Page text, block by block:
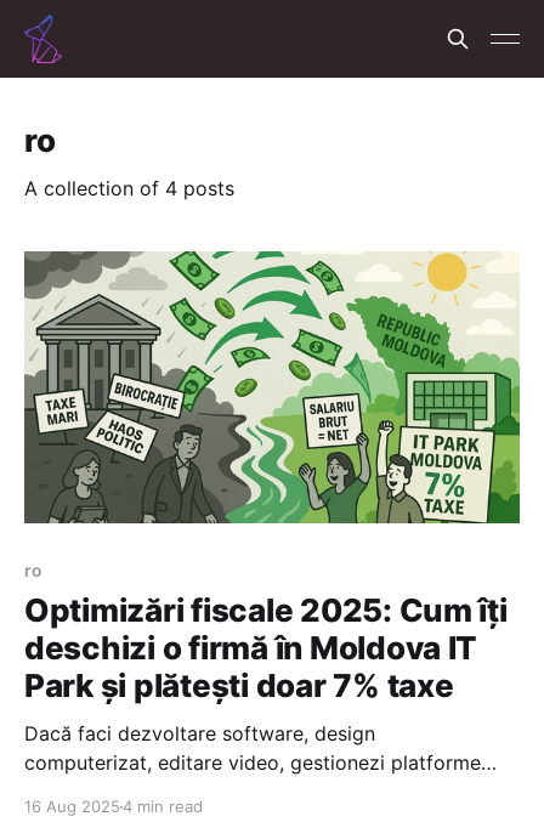
ro
A collection of 4 posts
ro
Optimizări fiscale 2025: Cum îți
deschizi o firmă în Moldova IT
Park și plătești doar 7% taxe
Dacă faci dezvoltare software, design
computerizat, editare video, gestionezi platforme
16 Aug 20254 min read